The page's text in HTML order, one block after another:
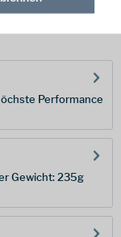
Performance
Gewicht: 235g